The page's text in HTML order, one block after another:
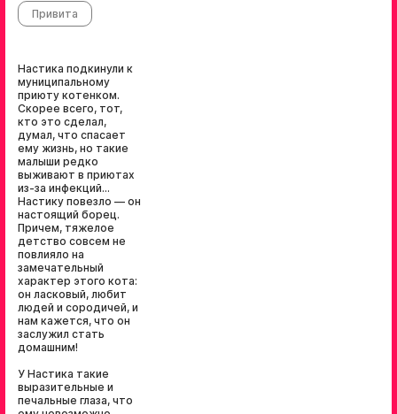
Привита
Настика подкинули к
муниципальному
приюту котенком.
Скорее всего, тот,
кто это сделал,
думал, что спасает
ему жизнь, но такие
малыши редко
выживают в приютах
из-за инфекций...
Настику повезло — он
настоящий борец.
Причем, тяжелое
детство совсем не
повлияло на
замечательный
характер этого кота:
он ласковый, любит
людей и сородичей, и
нам кажется, что он
заслужил стать
домашним!
У Настика такие
выразительные и
печальные глаза, что